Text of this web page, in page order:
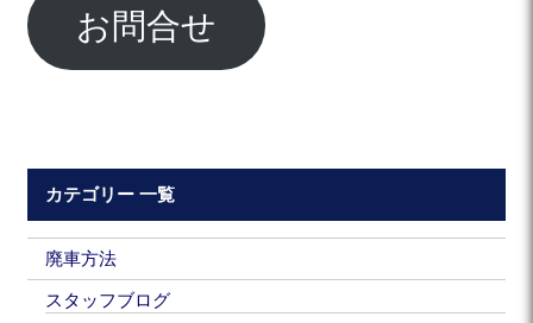
お問合せ
カテゴリー 一覧
廃車方法
スタッフブログ